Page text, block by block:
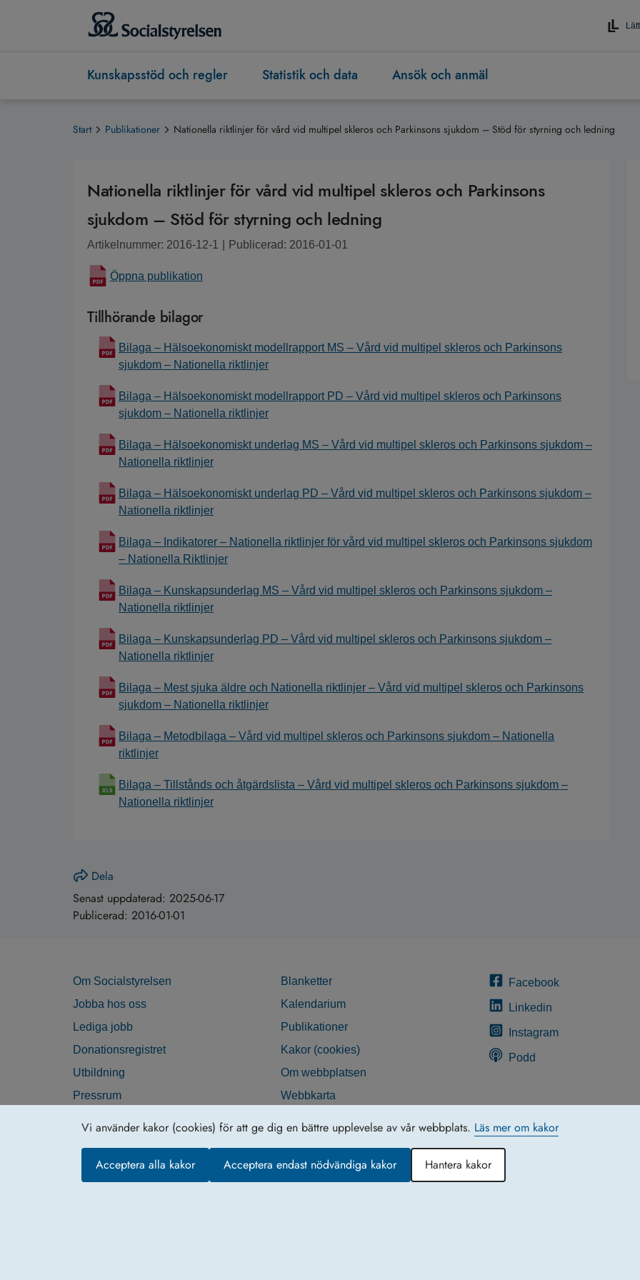
Vi använder kakor (cookies) för att ge dig en bättre upplevelse av vår webbplats. Läs mer om kakor
Acceptera alla kakor Acceptera endast nödvändiga kakor Hantera kakor
Kunskapsstöd och regler Statistik och data Ansök och anmäl
Start Publikationer Nationella riktlinjer för vård vid multipel skleros och Parkinsons sjukdom – Stöd för styrning och ledning
Nationella riktlinjer för vård vid multipel skleros och Parkinsons
sjukdom – Stöd för styrning och ledning
Artikelnummer: 2016-12-1 Publicerad: 2016-01-01
Öppna publikation
Tillhörande bilagor
Bilaga – Hälsoekonomiskt modellrapport MS – Vård vid multipel skleros och Parkinsons
sjukdom – Nationella riktlinjer
Bilaga – Hälsoekonomiskt modellrapport PD – Vård vid multipel skleros och Parkinsons
sjukdom – Nationella riktlinjer
Bilaga – Hälsoekonomiskt underlag MS – Vård vid multipel skleros och Parkinsons sjukdom –
Nationella riktlinjer
Bilaga – Hälsoekonomiskt underlag PD – Vård vid multipel skleros och Parkinsons sjukdom –
Nationella riktlinjer
Bilaga – Indikatorer – Nationella riktlinjer för vård vid multipel skleros och Parkinsons sjukdom
– Nationella Riktlinjer
Bilaga – Kunskapsunderlag MS – Vård vid multipel skleros och Parkinsons sjukdom –
Nationella riktlinjer
Bilaga – Kunskapsunderlag PD – Vård vid multipel skleros och Parkinsons sjukdom –
Nationella riktlinjer
Bilaga – Mest sjuka äldre och Nationella riktlinjer – Vård vid multipel skleros och Parkinsons
sjukdom – Nationella riktlinjer
Bilaga – Metodbilaga – Vård vid multipel skleros och Parkinsons sjukdom – Nationella
riktlinjer
Bilaga – Tillstånds och åtgärdslista – Vård vid multipel skleros och Parkinsons sjukdom –
Nationella riktlinjer
Dela
Senast uppdaterad: 2025-06-17
Publicerad: 2016-01-01
Om Socialstyrelsen
Jobba hos oss
Lediga jobb
Donationsregistret
Utbildning
Pressrum
Blanketter
Kalendarium
Publikationer
Kakor (cookies)
Om webbplatsen
Webbkarta
Facebook
Linkedin
Instagram
Podd